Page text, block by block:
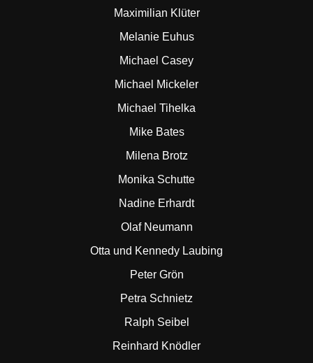
Maximilian Klüter
Melanie Euhus
Michael Casey
Michael Mickeler
Michael Tihelka
Mike Bates
Milena Brotz
Monika Schutte
Nadine Erhardt
Olaf Neumann
Otta und Kennedy Laubing
Peter Grön
Petra Schnietz
Ralph Seibel
Reinhard Knödler